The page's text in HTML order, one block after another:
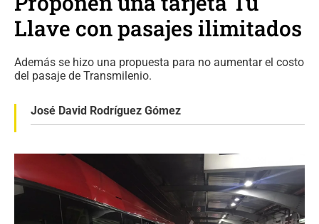
Llave con pasajes ilimitados
Además se hizo una propuesta para no aumentar el costo
del pasaje de Transmilenio.
José David Rodríguez Gómez